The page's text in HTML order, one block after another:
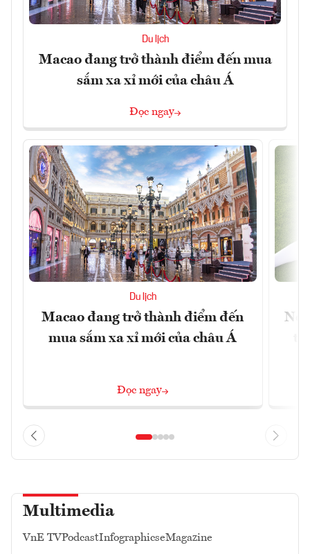
Du lịch
Macao đang trở thành điểm đến mua
sắm xa xỉ mới của châu Á
Đọc ngay
Du lịch
Macao đang trở thành điểm đến
mua sắm xa xỉ mới của châu Á
Đọc ngay
Multimedia
VnE TVPodcastInfographicseMagazine